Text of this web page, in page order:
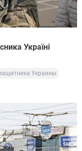
Україні
Украины